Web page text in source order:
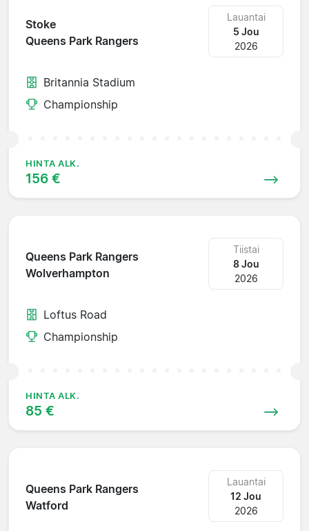
Stoke
Queens Park Rangers
Lauantai
5 Jou
2026
Britannia Stadium
Championship
HINTA ALK.
156 €
Queens Park Rangers
Wolverhampton
Tiistai
8 Jou
2026
Loftus Road
Championship
HINTA ALK.
85 €
Queens Park Rangers
Watford
Lauantai
12 Jou
2026